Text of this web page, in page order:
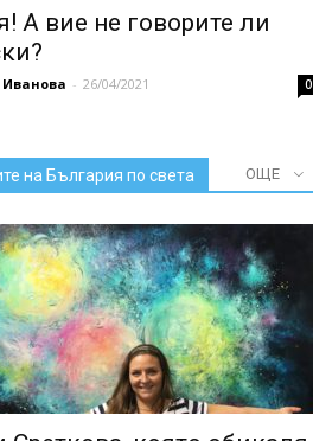
А вие не говорите ли
- 26/04/2021 0
на България по света ОЩЕ